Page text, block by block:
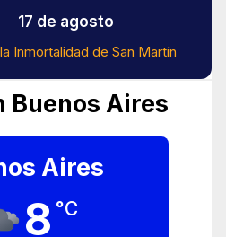
17 de agosto
Inmortalidad de San Martín
Buenos Aires
Aires
8 °C